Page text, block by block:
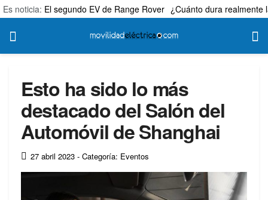
Es noticia: El segundo EV de Range Rover ¿Cuánto dura realmente
Esto ha sido lo más
destacado del Salón del
Automóvil de Shanghai
27 abril 2023 - Categoría: Eventos